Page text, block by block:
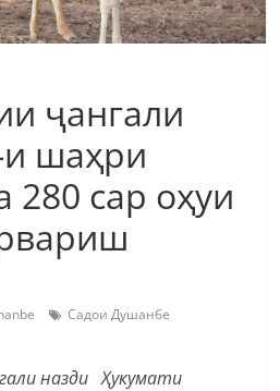
ҷангали
и шаҳри
280 сар оҳуи
Садои Душанбе
назди Ҳукумати